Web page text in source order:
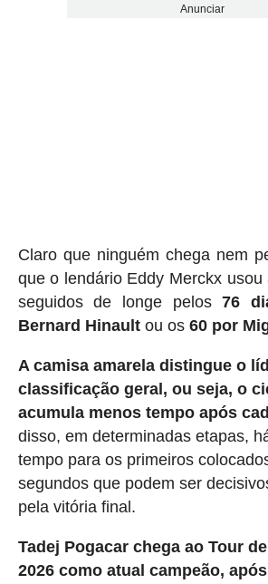
Anunciar
Claro que ninguém chega nem
que o lendário Eddy Merckx usou
seguidos de longe pelos76
Bernard Hinault ou os 60 por
A camisa amarela distingue o
classificação geral, ou seja, o
acumula menos tempo após
disso, em determinadas etapas,
tempo para os primeiros
segundos que podem ser
pela vitória final.
Tadej Pogacar chega ao Tour
2026 como atual campeão,